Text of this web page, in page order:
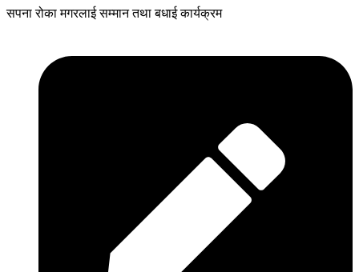
सपना रोका मगरलाई सम्मान तथा बधाई कार्यक्रम